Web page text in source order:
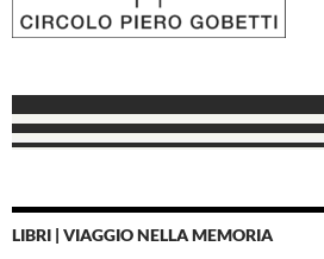
LIBRI | VIAGGIO NELLA MEMORIA